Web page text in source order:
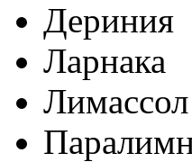
Дериния
Ларнака
Лимассол